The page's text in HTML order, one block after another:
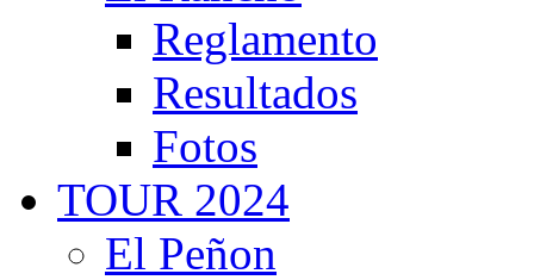
Reglamento
Resultados
Fotos
TOUR 2024
El Peñon